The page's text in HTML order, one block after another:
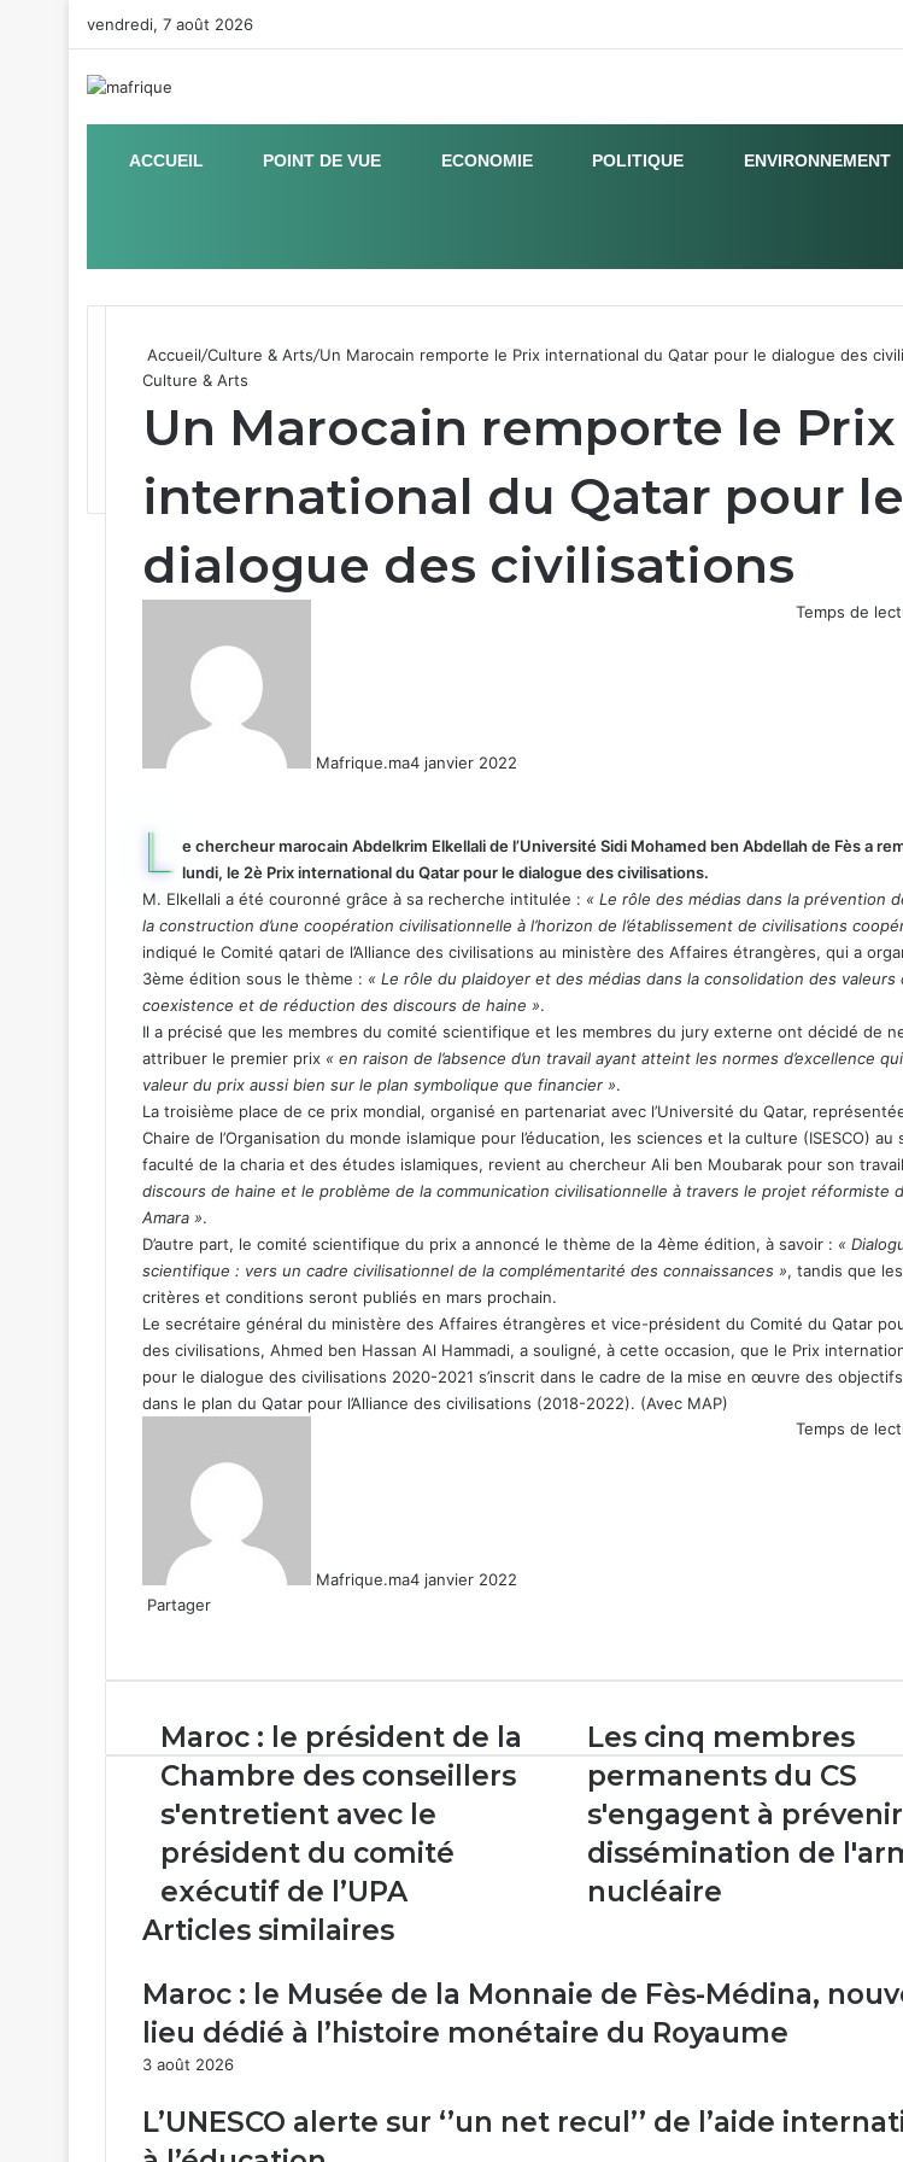
vendredi, 7 août 2026
ACCUEIL POINT DE VUE ECONOMIE POLITIQUE ENVIRONNEMENT
Accueil/Culture & Arts/Un Marocain remporte le Prix international du Qatar pour le dialogue des
Culture & Arts
Un Marocain remporte le Prix
international du Qatar pour le
dialogue des civilisations
Mafrique.ma4 janvier 2022
Temps de
L e chercheur marocain Abdelkrim Elkellali de l’Université Sidi Mohamed ben Abdellah de Fès a
lundi, le 2è Prix international du Qatar pour le dialogue des civilisations.
M. Elkellali a été couronné grâce à sa recherche intitulée : « Le rôle des médias dans la prévention
la construction d’une coopération civilisationnelle à l’horizon de l’établissement de civilisations
indiqué le Comité qatari de l’Alliance des civilisations au ministère des Affaires étrangères, qui a
3ème édition sous le thème : « Le rôle du plaidoyer et des médias dans la consolidation des valeurs
coexistence et de réduction des discours de haine ».
Il a précisé que les membres du comité scientifique et les membres du jury externe ont décidé de
attribuer le premier prix « en raison de l’absence d’un travail ayant atteint les normes d’excellence
valeur du prix aussi bien sur le plan symbolique que financier ».
La troisième place de ce prix mondial, organisé en partenariat avec l’Université du Qatar,
Chaire de l’Organisation du monde islamique pour l’éducation, les sciences et la culture (ISESCO) au
faculté de la charia et des études islamiques, revient au chercheur Ali ben Moubarak pour son
discours de haine et le problème de la communication civilisationnelle à travers le projet réformiste
Amara ».
D’autre part, le comité scientifique du prix a annoncé le thème de la 4ème édition, à savoir : «
scientifique : vers un cadre civilisationnel de la complémentarité des connaissances », tandis que
critères et conditions seront publiés en mars prochain.
Le secrétaire général du ministère des Affaires étrangères et vice-président du Comité du Qatar
des civilisations, Ahmed ben Hassan Al Hammadi, a souligné, à cette occasion, que le Prix
pour le dialogue des civilisations 2020-2021 s’inscrit dans le cadre de la mise en œuvre des
dans le plan du Qatar pour l’Alliance des civilisations (2018-2022). (Avec MAP)
Mafrique.ma4 janvier 2022
Temps de
Partager
email
Maroc :
le
président
de
la
Chambre
conseillers
s'entretient
le
président
du
comité
de
l’UPA
Maroc : le président de la
Chambre des conseillers
s'entretient avec le
président du comité
exécutif de l’UPA
Les
cinq
membres
permanents
du
CS
s'engagent
à
dissémination
de
l'arme
Les cinq membres
permanents du CS
s'engagent à
dissémination de
nucléaire
Articles similaires
Maroc : le Musée de la Monnaie de Fès-Médina,
lieu dédié à l’histoire monétaire du Royaume
3 août 2026
L’UNESCO alerte sur ‘’un net recul’’ de l’aide